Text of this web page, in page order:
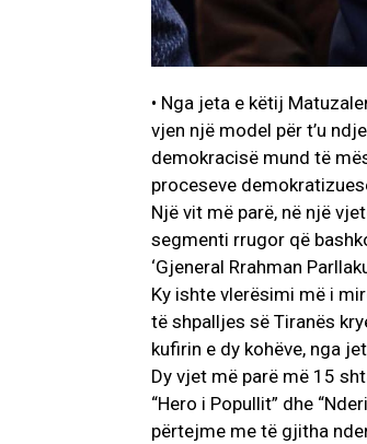
• Nga jeta e këtij
vjen një model për t’u
demokracisë mund të
proceseve
Një vit më parë, në një
segmenti rrugor që
‘Gjeneral Rrahman
Ky ishte vlerësimi më i
të shpalljes së Tiranës
kufirin e dy kohëve, nga
Dy vjet më parë më 15
“Hero i Popullit” dhe
përtejme me të gjitha